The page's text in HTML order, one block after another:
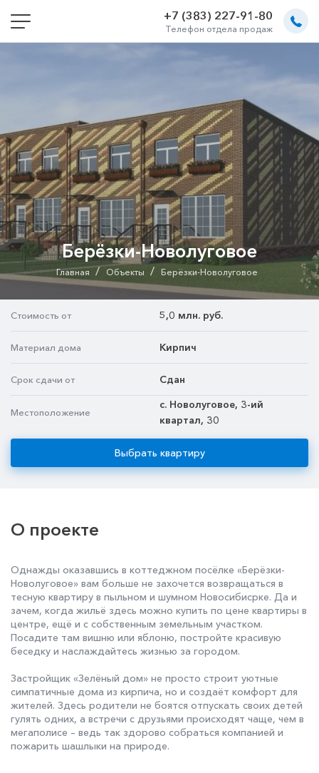
+7 (383) 227-91-80
Телефон отдела продаж
Берёзки-Новолуговое
Главная / Объекты / Берёзки-Новолуговое
5,0 млн. руб.
Стоимость от
Кирпич
Материал дома
Сдан
Срок сдачи от
с. Новолуговое, 3-ий
квартал, 30
Местоположение
Выбрать квартиру
О проекте
Однажды оказавшись в коттеджном посёлке «Берёзки-
Новолуговое» вам больше не захочется возвращаться в
тесную квартиру в пыльном и шумном Новосибисрке. Да и
зачем, когда жильё здесь можно купить по цене квартиры в
центре, ещё и с собственным земельным участком.
Посадите там вишню или яблоню, постройте красивую
беседку и наслаждайтесь жизнью за городом.
Застройщик «Зелёный дом» не просто строит уютные
симпатичные дома из кирпича, но и создаёт комфорт для
жителей. Здесь родители не боятся отпускать своих детей
гулять одних, а встречи с друзьями происходят чаще, чем в
мегаполисе – ведь так здорово собраться компанией и
пожарить шашлыки на природе.